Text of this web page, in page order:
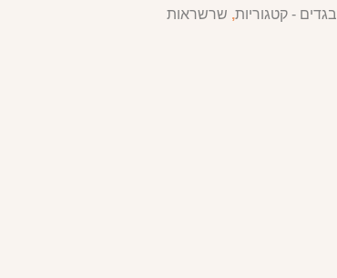
בגדים - קטגוריות, שרשראות